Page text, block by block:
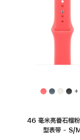
+
46 毫米亮番石榴
型表带 - S/